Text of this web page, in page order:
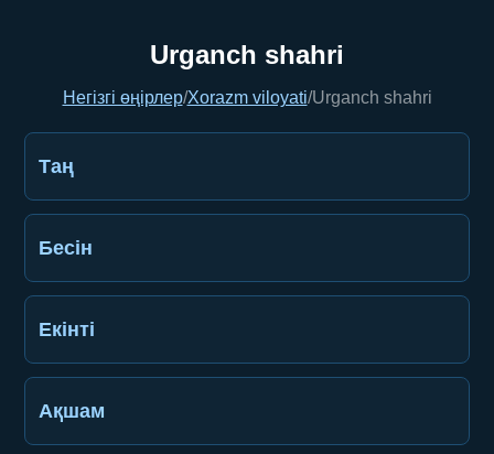
Urganch shahri
Негізгі өңірлер/Xorazm viloyati/Urganch shahri
Таң
Бесін
Екінті
Ақшам